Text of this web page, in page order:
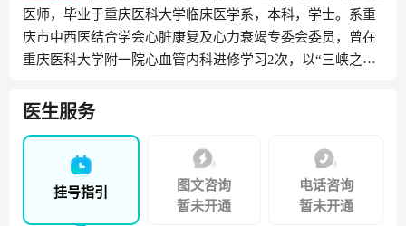
医师，毕业于重庆医科大学临床医学系，本科，学士。系重
庆市中西医结合学会心脏康复及心力衰竭专委会委员，曾在
重庆医科大学附一院心血管内科进修学习2次，以“三峡之光”
习半年。从事心血管内科临床工作20年，擅长心血管疾病的
起搏器的植入、冠状动脉造影检查、冠状动脉支架植入、有
创心内电生理检查及有创心内射频消融等心脏病的介入诊疗
新技术。在国家、省级刊物发表医学论文6篇，获“县级优秀
共产党员”、“优秀技术创新人才”等荣誉称号。
医生服务
挂号指引
图文咨询
暂未开通
电话咨询
暂未开通